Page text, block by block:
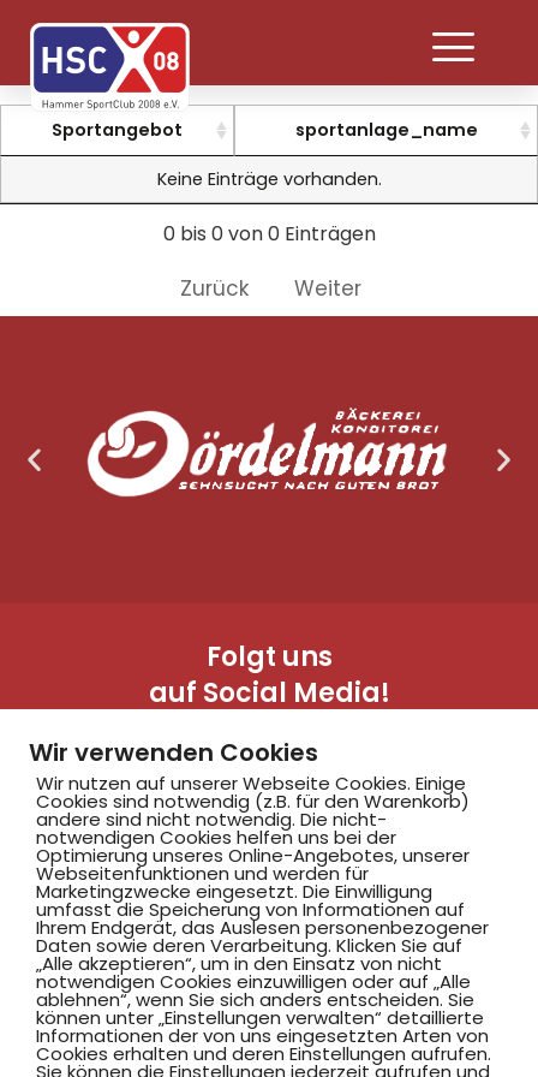
Sportangebot sportanlage_name
Keine Einträge vorhanden.
0 bis 0 von 0 Einträgen
Zurück Weiter
Folgt uns
auf Social Media!
Hammer SportClub 2008
Am Südbad 9,
59069 Hamm
Wir verwenden Cookies
Wir nutzen auf unserer Webseite Cookies. Einige
Cookies sind notwendig (z.B. für den Warenkorb)
andere sind nicht notwendig. Die nicht-
notwendigen Cookies helfen uns bei der
Optimierung unseres Online-Angebotes, unserer
Webseitenfunktionen und werden für
Marketingzwecke eingesetzt. Die Einwilligung
umfasst die Speicherung von Informationen auf
Ihrem Endgerät, das Auslesen personenbezogener
Daten sowie deren Verarbeitung. Klicken Sie auf
„Alle akzeptieren“, um in den Einsatz von nicht
notwendigen Cookies einzuwilligen oder auf „Alle
ablehnen“, wenn Sie sich anders entscheiden. Sie
können unter „Einstellungen verwalten“ detaillierte
Informationen der von uns eingesetzten Arten von
Cookies erhalten und deren Einstellungen aufrufen.
Sie können die Einstellungen jederzeit aufrufen und